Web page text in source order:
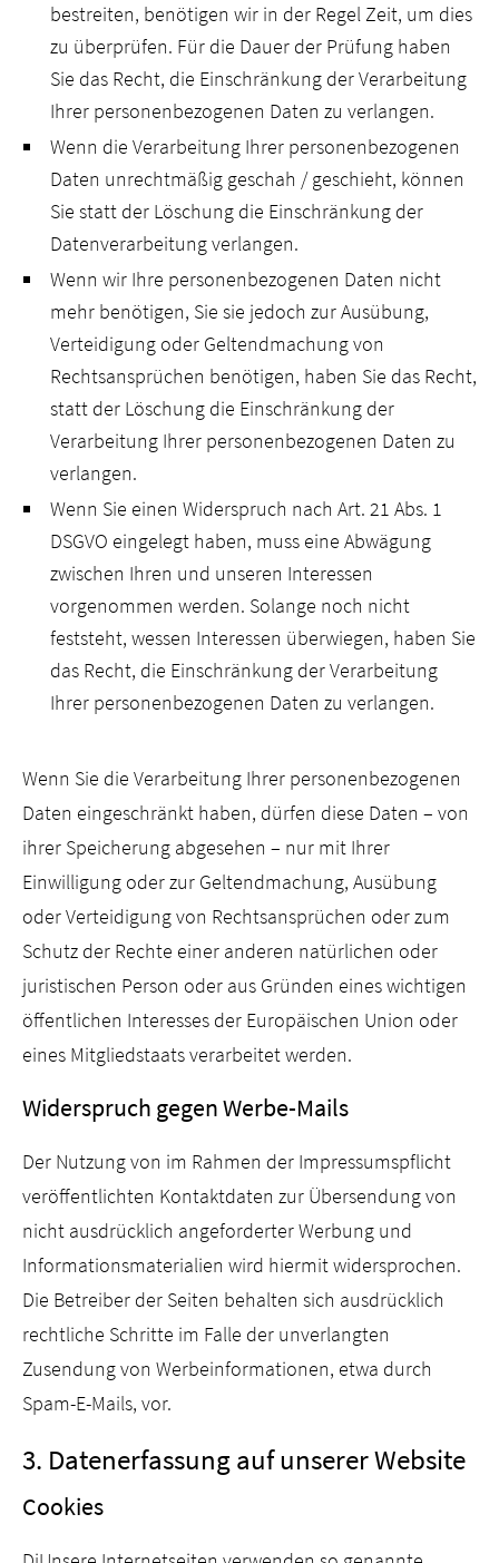
bestreiten, benötigen wir in der Regel Zeit, um dies
zu überprüfen. Für die Dauer der Prüfung haben
Sie das Recht, die Einschränkung der Verarbeitung
Ihrer personenbezogenen Daten zu verlangen.
Wenn die Verarbeitung Ihrer personenbezogenen
Daten unrechtmäßig geschah / geschieht, können
Sie statt der Löschung die Einschränkung der
Datenverarbeitung verlangen.
Wenn wir Ihre personenbezogenen Daten nicht
mehr benötigen, Sie sie jedoch zur Ausübung,
Verteidigung oder Geltendmachung von
Rechtsansprüchen benötigen, haben Sie das Recht,
statt der Löschung die Einschränkung der
Verarbeitung Ihrer personenbezogenen Daten zu
verlangen.
Wenn Sie einen Widerspruch nach Art. 21 Abs. 1
DSGVO eingelegt haben, muss eine Abwägung
zwischen Ihren und unseren Interessen
vorgenommen werden. Solange noch nicht
feststeht, wessen Interessen überwiegen, haben Sie
das Recht, die Einschränkung der Verarbeitung
Ihrer personenbezogenen Daten zu verlangen.
Wenn Sie die Verarbeitung Ihrer personenbezogenen
Daten eingeschränkt haben, dürfen diese Daten – von
ihrer Speicherung abgesehen – nur mit Ihrer
Einwilligung oder zur Geltendmachung, Ausübung
oder Verteidigung von Rechtsansprüchen oder zum
Schutz der Rechte einer anderen natürlichen oder
juristischen Person oder aus Gründen eines wichtigen
öffentlichen Interesses der Europäischen Union oder
eines Mitgliedstaats verarbeitet werden.
Widerspruch gegen Werbe-Mails
Der Nutzung von im Rahmen der Impressumspflicht
veröffentlichten Kontaktdaten zur Übersendung von
nicht ausdrücklich angeforderter Werbung und
Informationsmaterialien wird hiermit widersprochen.
Die Betreiber der Seiten behalten sich ausdrücklich
rechtliche Schritte im Falle der unverlangten
Zusendung von Werbeinformationen, etwa durch
Spam-E-Mails, vor.
3. Datenerfassung auf unserer Website
Cookies